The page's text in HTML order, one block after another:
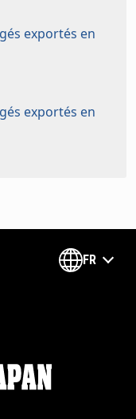
exportés en
exportés en
FR